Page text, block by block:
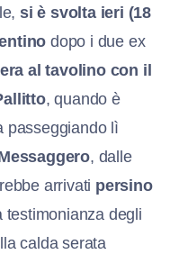
si è svolta ieri (18
dopo i due ex
al tavolino con il
, quando è
passeggiando lì
, dalle
arrivati persino
testimonianza degli
calda serata